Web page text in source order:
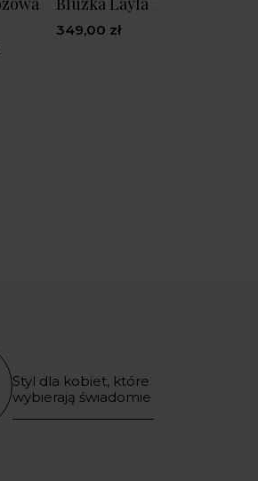
349,00 zł
Styl dla kobiet, które
wybierają świadomie